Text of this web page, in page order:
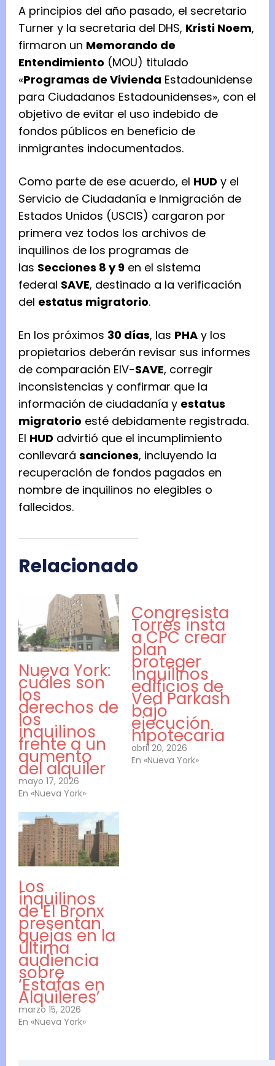
A principios del año pasado, el secretario
Turner y la secretaria del DHS, Kristi Noem,
firmaron un Memorando de
Entendimiento (MOU) titulado
«Programas de Vivienda Estadounidense
para Ciudadanos Estadounidenses», con el
objetivo de evitar el uso indebido de
fondos públicos en beneficio de
inmigrantes indocumentados.
Como parte de ese acuerdo, el HUD y el
Servicio de Ciudadanía e Inmigración de
Estados Unidos (USCIS) cargaron por
primera vez todos los archivos de
inquilinos de los programas de
las Secciones 8 y 9 en el sistema
federal SAVE, destinado a la verificación
del estatus migratorio.
En los próximos 30 días, las PHA y los
propietarios deberán revisar sus informes
de comparación EIV-SAVE, corregir
inconsistencias y confirmar que la
información de ciudadanía y estatus
migratorio esté debidamente registrada.
El HUD advirtió que el incumplimiento
conllevará sanciones, incluyendo la
recuperación de fondos pagados en
nombre de inquilinos no elegibles o
fallecidos.
Relacionado
Nueva York:
cuáles son
los
derechos de
los
inquilinos
frente a un
aumento
del alquiler
mayo 17, 2026
En «Nueva York»
Congresista
Torres insta
a CPC crear
plan
proteger
inquilinos
edificios de
Ved Parkash
bajo
ejecución
hipotecaria
abril 20, 2026
En «Nueva York»
Los
inquilinos
de El Bronx
presentan
quejas en la
última
audiencia
sobre
‘Estafas en
Alquileres’
marzo 15, 2026
En «Nueva York»